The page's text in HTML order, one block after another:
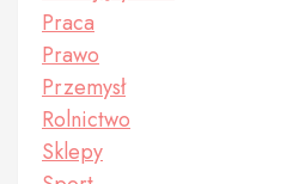
Praca
Prawo
Przemysł
Rolnictwo
Sklepy